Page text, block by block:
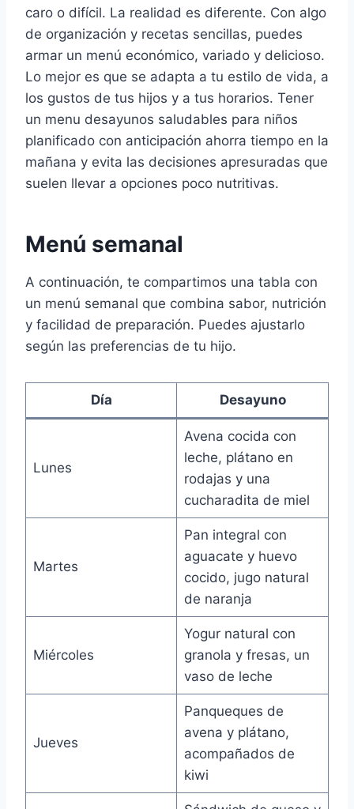
caro o difícil. La realidad es diferente. Con algo
de organización y recetas sencillas, puedes
armar un menú económico, variado y delicioso.
Lo mejor es que se adapta a tu estilo de vida, a
los gustos de tus hijos y a tus horarios. Tener
un menu desayunos saludables para niños
planificado con anticipación ahorra tiempo en la
mañana y evita las decisiones apresuradas que
suelen llevar a opciones poco nutritivas.
Menú semanal
A continuación, te compartimos una tabla con
un menú semanal que combina sabor, nutrición
y facilidad de preparación. Puedes ajustarlo
según las preferencias de tu hijo.
Día Desayuno
Lunes
Avena cocida con
leche, plátano en
rodajas y una
cucharadita de miel
Martes
Pan integral con
aguacate y huevo
cocido, jugo natural
de naranja
Miércoles
Yogur natural con
granola y fresas, un
vaso de leche
Jueves
Panqueques de
avena y plátano,
acompañados de
kiwi